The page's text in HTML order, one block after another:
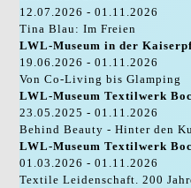
12.07.2026 - 01.11.2026
Tina Blau: Im Freien
LWL-Museum in der
19.06.2026 - 01.11.2026
Von Co-Living bis Glamping
LWL-Museum Textilwerk
23.05.2025 - 01.11.2026
Behind Beauty - Hinter den
LWL-Museum Textilwerk
01.03.2026 - 01.11.2026
Textile Leidenschaft. 200